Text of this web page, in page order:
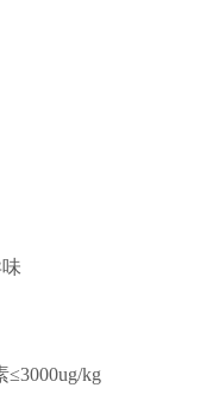
≤3000ug/kg